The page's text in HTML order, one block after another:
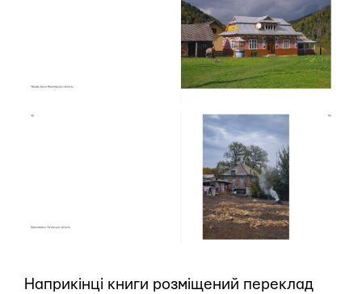
Наприкінці книги розміщений переклад